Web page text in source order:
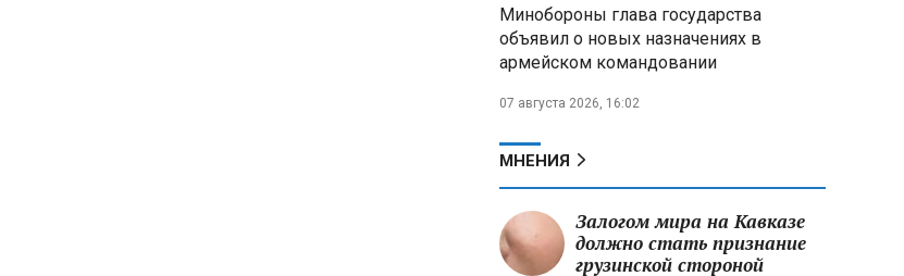
освобождении Анискино ВСУ
понесли большие потери, часть
военных сдалась в плен
Александр Лукашенко:
скупают пустующие дома в
Минобороны глава государства
объявил о новых назначениях в
армейском командовании
07 августа 2026, 16:02
МНЕНИЯ
Залогом мира на Кавказе
должно стать признание
грузинской стороной